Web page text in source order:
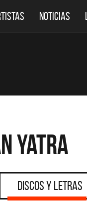
NOTICIAS
Yatra
Discos y Letras